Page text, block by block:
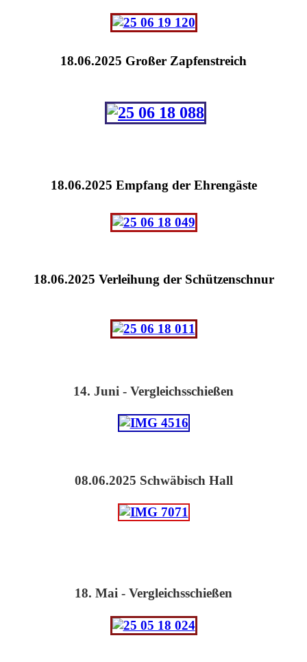
18.06.2025 Großer Zapfenstreich
18.06.2025 Empfang der Ehrengäste
18.06.2025 Verleihung der Schützenschnur
14. Juni - Vergleichsschießen
08.06.2025 Schwäbisch Hall
18. Mai - Vergleichsschießen